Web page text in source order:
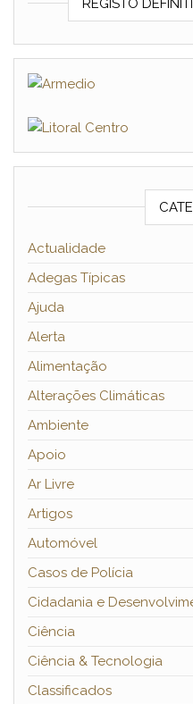
REGISTO
Actualidade
Adegas Típicas
Ajuda
Alerta
Alimentação
Alterações Climáticas
Ambiente
Apoio
Ar Livre
Artigos
Automóvel
Casos de Polícia
Cidadania e
Ciência
Ciência & Tecnologia
Classificados